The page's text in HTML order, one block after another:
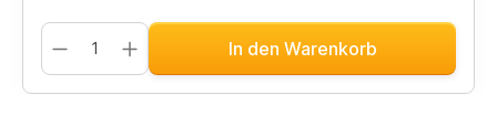
In den Warenkorb